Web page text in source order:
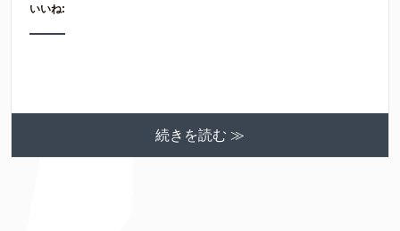
いいね:
続きを読む ≫